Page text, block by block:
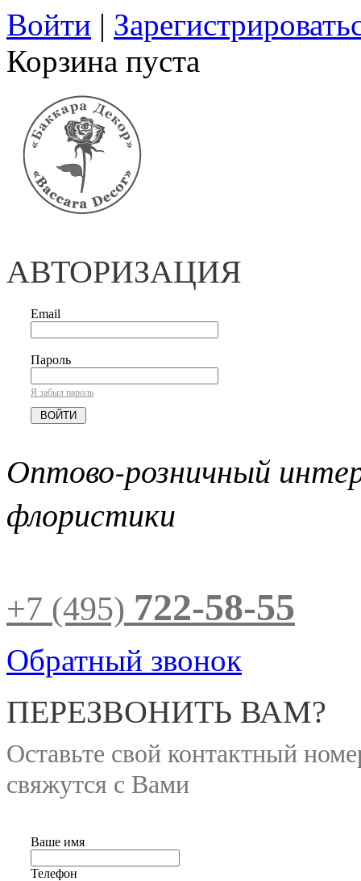
Войти |
Корзина пуста
АВТОРИЗАЦИЯ
Email
Пароль
Я забыл пароль
Оптово-розничный
флористики
+7 (495) 722-58-55
Обратный звонок
ПЕРЕЗВОНИТЬ ВАМ?
Оставьте свой контактный
свяжутся с Вами
Ваше имя
Телефон